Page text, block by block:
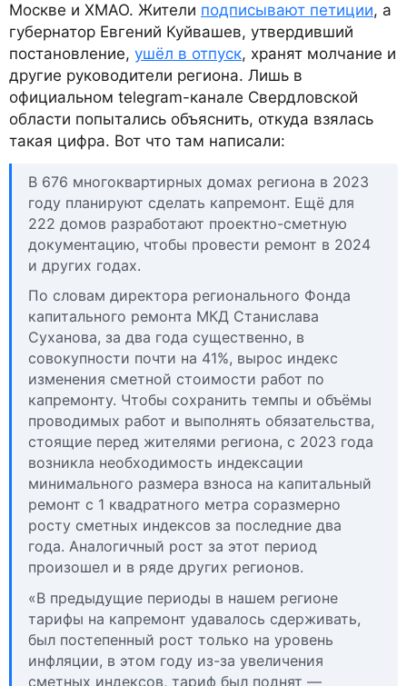
Москве и ХМАО. Жители подписывают петиции, а
губернатор Евгений Куйвашев, утвердивший
постановление, ушёл в отпуск, хранят молчание и
другие руководители региона. Лишь в
официальном telegram-канале Свердловской
области попытались объяснить, откуда взялась
такая цифра. Вот что там написали:
В 676 многоквартирных домах региона в 2023
году планируют сделать капремонт. Ещё для
222 домов разработают проектно-сметную
документацию, чтобы провести ремонт в 2024
и других годах.
По словам директора регионального Фонда
капитального ремонта МКД Станислава
Суханова, за два года существенно, в
совокупности почти на 41%, вырос индекс
изменения сметной стоимости работ по
капремонту. Чтобы сохранить темпы и объёмы
проводимых работ и выполнять обязательства,
стоящие перед жителями региона, с 2023 года
возникла необходимость индексации
минимального размера взноса на капитальный
ремонт с 1 квадратного метра соразмерно
росту сметных индексов за последние два
года. Аналогичный рост за этот период
произошел и в ряде других регионов.
«В предыдущие периоды в нашем регионе
тарифы на капремонт удавалось сдерживать,
был постепенный рост только на уровень
инфляции, в этом году из-за увеличения
сметных индексов, тариф был поднят —